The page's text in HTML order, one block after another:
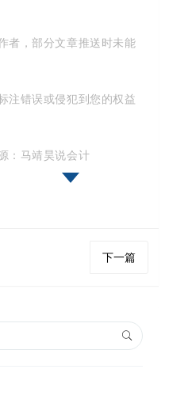
者，部分文章推送时未能
注错误或侵犯到您的权益
：马靖昊说会计
下一篇